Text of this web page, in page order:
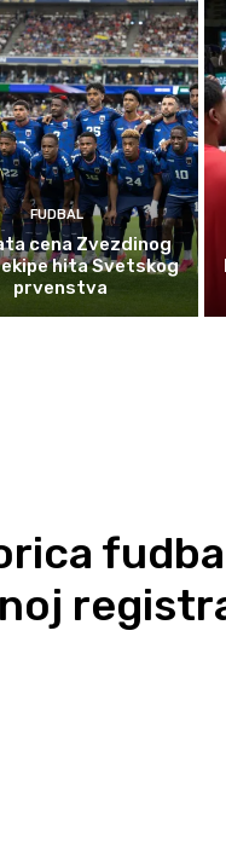
FUDBAL
cena Zvezdinog
hita Svetskog
prvenstva